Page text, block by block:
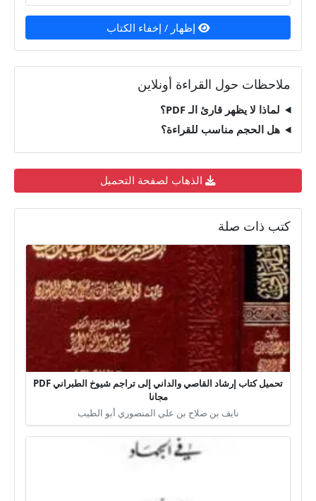
إظهار / إخفاء الكتاب
ملاحظات حول القراءة أونلاين
لماذا لا يظهر قارئ الـ PDF؟
هل الحجم مناسب للقراءة؟
الذهاب لصفحة التحميل
كتب ذات صلة
تحميل كتاب إرشاد القاصي والداني إلى تراجم شيوخ الطبراني PDF
مجانا
نايف بن صلاح بن علي المنصوري أبو الطيب